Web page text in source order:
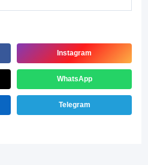
Instagram
WhatsApp
Telegram